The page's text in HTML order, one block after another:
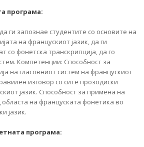
програма:
ги запознае студентите со основите на
на францускиот јазик, да ги
со фонетска транскрипција, да го
Компетенции: Способност за
на гласовниот систем на францускиот
изговор со сите прозодиски
јазик. Способност за примена на
на француската фонетика во
јазик.
програма: